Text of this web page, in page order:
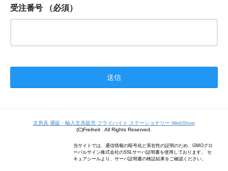
受注番号 （必須）
文房具 通販・輸入文具販売 フライハイト ステーショナリー WebShop
(C)Freiheit . All Rights Reserved.
当サイトでは、通信情報の暗号化と実在性の証明のため、GMOグロ
ーバルサイン株式会社のSSLサーバ証明書を使用しております。 セ
キュアシールより、サーバ証明書の検証結果をご確認ください。